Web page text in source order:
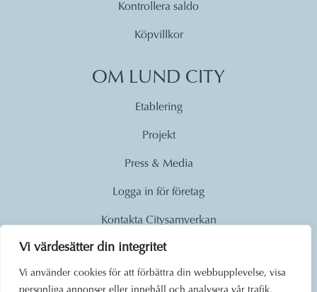
Vi värdesätter din integritet
Vi använder cookies för att förbättra din webbupplevelse, visa
Kontrollera saldo
Köpvillkor
OM LUND CITY
Etablering
Projekt
Press & Media
Logga in för företag
Kontakta Citysamverkan